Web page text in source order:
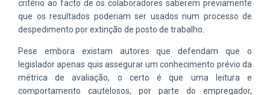
critério ao facto de os colaboradores saberem previamente
que os resultados poderiam ser usados num processo de
despedimento por extinção de posto de trabalho.
Pese embora existam autores que defendam que o
legislador apenas quis assegurar um conhecimento prévio da
métrica de avaliação, o certo é que uma leitura e
comportamento cautelosos, por parte do empregador,